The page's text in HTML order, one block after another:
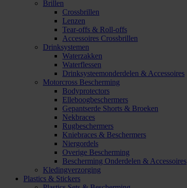
Brillen
Crossbrillen
Lenzen
Tear-offs & Roll-offs
Accessoires Crossbrillen
Drinksystemen
Waterzakken
Waterflessen
Drinksysteemonderdelen & Accessoires
Motorcross Bescherming
Bodyprotectors
Elleboogbeschermers
Gepantserde Shorts & Broeken
Nekbraces
Rugbeschermers
Kniebraces & Beschermers
Niergordels
Overige Bescherming
Bescherming Onderdelen & Accessoires
Kledingverzorging
Plastics & Stickers